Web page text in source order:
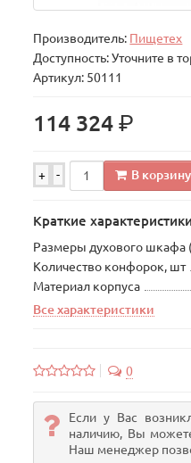
Производитель: Пищетех
Доступность: Уточните в
Артикул: 50111
114 324р.
+ - В корзину
Краткие характеристики
Размеры духового
Количество конфорок, шт
Материал корпуса
Все характеристики
0
Если у Вас
наличию, Вы
Наш менеджер